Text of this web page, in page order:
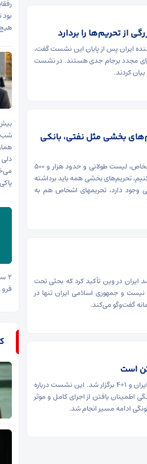
از تحریم‌ها را بردارد
ایران پس از پایان این نشست گفت،
مجدد برجام جدی هستند. در نشست
کردند.
بخشی مثل نفتی، بانکی
عراقچی گفت: لیست تحریمی مربوط به اشخاص، لیست طولانی و حدود هزار و ۵۰۰
تحریم‌های بخشی همه باید برداشته
شود و فکر می‌کنم در این زمینه تفاهماتی وجود دارد، تحریم‎های اشخاص هم به
ایران در وین تأکید کرد که بحثی تحت
و جمهوری اسلامی ایران تنها در
گفت‌وگو می‌کند.
است‌
نشست مشترک معاونان و وزیران خارجه ایران و ۱+۴ برگزار شد. این نشست درباره
اطمینان یافتن از اجرای کامل و موثر
ادامه مسیر انجام شد.
فرو